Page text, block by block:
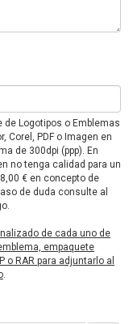
Logotipos o Emblemas
Corel, PDF o Imagen en
de 300dpi (ppp). En
no tenga calidad para un
€ en concepto de
de duda consulte al
de cada uno de
empaquete
RAR para adjuntarlo al
.